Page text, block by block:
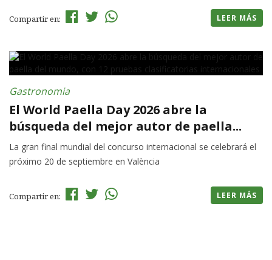
Compartir en: LEER MÁS
Gastronomia
El World Paella Day 2026 abre la
búsqueda del mejor autor de paella...
La gran final mundial del concurso internacional se celebrará el
próximo 20 de septiembre en València
Compartir en: LEER MÁS